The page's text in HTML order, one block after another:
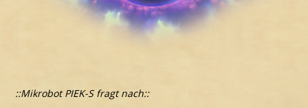
::Mikrobot PIEK-S fragt nach::